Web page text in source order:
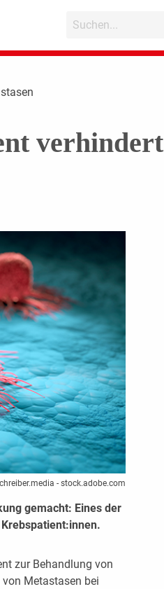
verhindert
- stock.adobe.com
gemacht: Eines der
zur Behandlung von
Metastasen bei